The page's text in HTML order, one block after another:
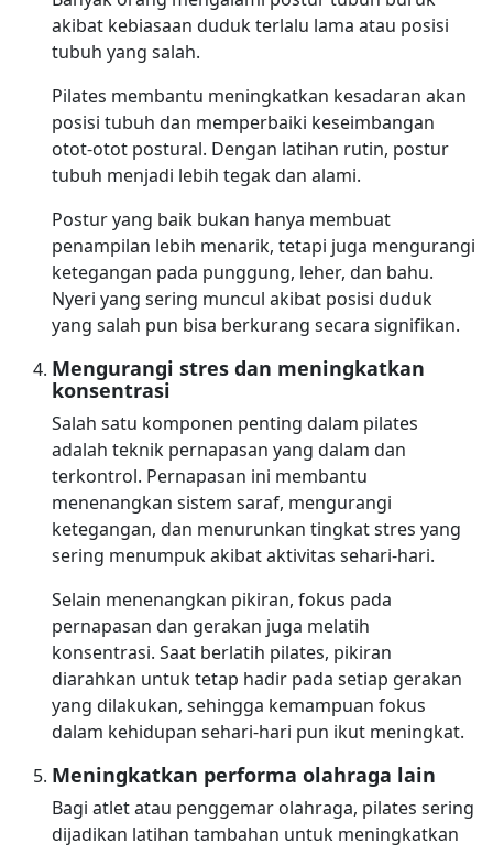
akibat kebiasaan duduk terlalu lama atau posisi
tubuh yang salah.
Pilates membantu meningkatkan kesadaran akan
posisi tubuh dan memperbaiki keseimbangan
otot-otot postural. Dengan latihan rutin, postur
tubuh menjadi lebih tegak dan alami.
Postur yang baik bukan hanya membuat
penampilan lebih menarik, tetapi juga mengurangi
ketegangan pada punggung, leher, dan bahu.
Nyeri yang sering muncul akibat posisi duduk
yang salah pun bisa berkurang secara signifikan.
Mengurangi stres dan meningkatkan
konsentrasi
Salah satu komponen penting dalam pilates
adalah teknik pernapasan yang dalam dan
terkontrol. Pernapasan ini membantu
menenangkan sistem saraf, mengurangi
ketegangan, dan menurunkan tingkat stres yang
sering menumpuk akibat aktivitas sehari-hari.
Selain menenangkan pikiran, fokus pada
pernapasan dan gerakan juga melatih
konsentrasi. Saat berlatih pilates, pikiran
diarahkan untuk tetap hadir pada setiap gerakan
yang dilakukan, sehingga kemampuan fokus
dalam kehidupan sehari-hari pun ikut meningkat.
Meningkatkan performa olahraga lain
Bagi atlet atau penggemar olahraga, pilates sering
dijadikan latihan tambahan untuk meningkatkan